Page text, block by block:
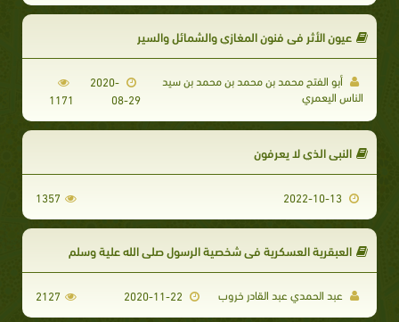
عيون الأثر في فنون المغازي والشمائل والسير
أبو الفتح محمد بن محمد بن محمد بن سيد
الناس اليعمري
2020-
08-29
1171
النبي الذي لا يعرفون
1357
العبقرية العسكرية في شخصية الرسول صلي الله علية وسلم
عبد الحمدي عبد القادر خروب 2127